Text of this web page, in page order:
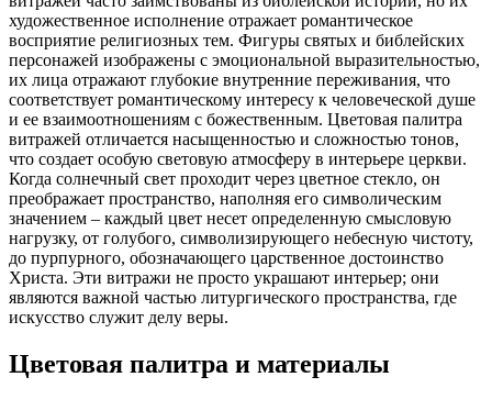
художественное исполнение отражает романтическое
восприятие религиозных тем. Фигуры святых и библейских
персонажей изображены с эмоциональной выразительностью,
их лица отражают глубокие внутренние переживания, что
соответствует романтическому интересу к человеческой душе
и ее взаимоотношениям с божественным. Цветовая палитра
витражей отличается насыщенностью и сложностью тонов,
что создает особую световую атмосферу в интерьере церкви.
Когда солнечный свет проходит через цветное стекло, он
преображает пространство, наполняя его символическим
значением – каждый цвет несет определенную смысловую
нагрузку, от голубого, символизирующего небесную чистоту,
до пурпурного, обозначающего царственное достоинство
Христа. Эти витражи не просто украшают интерьер; они
являются важной частью литургического пространства, где
искусство служит делу веры.
Цветовая палитра и материалы